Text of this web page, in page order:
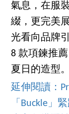
氣息，在服
綴，更完美
光看向品牌
8 款項鍊推
夏日的造型。
延伸閱讀：
「Buckle」